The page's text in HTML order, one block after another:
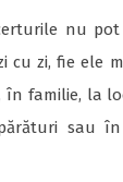
nu
cu zi, fie ele
în familie, la
sau